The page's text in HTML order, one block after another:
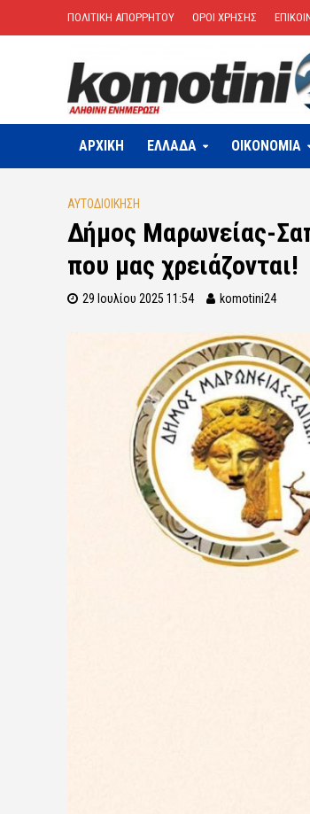
ΠΟΛΙΤΙΚΗ ΑΠΟΡΡΗΤΟΥ ΟΡΟΙ ΧΡΗΣΗΣ
ΑΡΧΙΚΗ ΕΛΛΑΔΑ OIKONOMIA
ΑΥΤΟΔΙΟΙΚΗΣΗ
Δήμος Μαρωνείας-
που μας χρειάζονται!
29 Ιουλίου 2025 11:54 komotini24